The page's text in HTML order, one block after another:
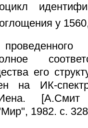
у
его
на ИК-
[А.Смит
1982. с.